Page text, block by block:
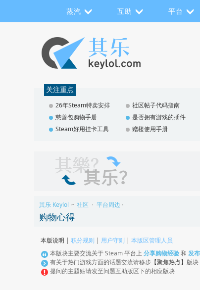
蒸汽 互助 平台
关注重点
26年Steam特卖安排 社区帖子代码指南
慈善包购物手册
是否拥有游戏的插件
Steam好用挂卡工具
赠楼使用手册
其乐 Keylol >> 社区 › 平台周边 ›
购物心得
本版说明 | 积分规则 | 用户守则 | 本版区管理人员
本版块主要交流关于 Steam 平台上 分享购物经验和 发
有关于热门游戏方面的话题交流请移步 【聚焦热点】 版
提问的主题贴请发至问题互助版区下的相应版块